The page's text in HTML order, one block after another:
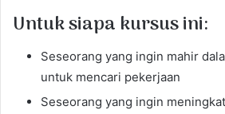
Untuk siapa kursus ini:
Seseorang yang ingin mahir
untuk mencari pekerjaan
Seseorang yang ingin